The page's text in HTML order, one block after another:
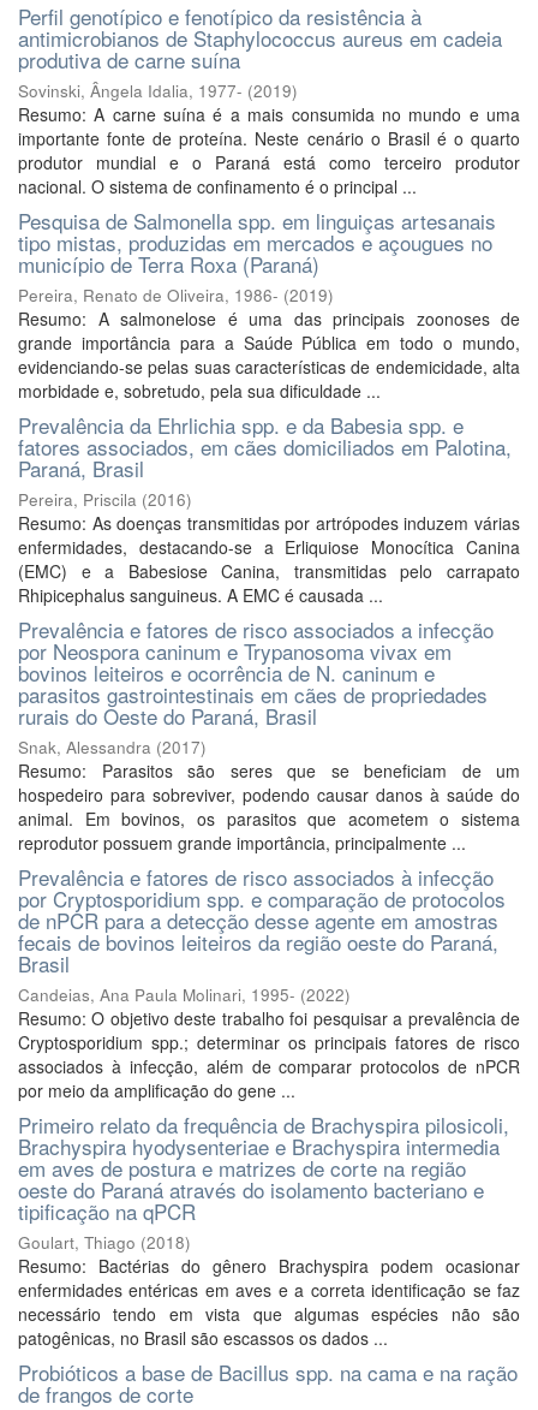
Perfil genotípico e fenotípico da resistência à
antimicrobianos de Staphylococcus aureus em cadeia
produtiva de carne suína
Sovinski, Ângela Idalia, 1977- (2019)
Resumo: A carne suína é a mais consumida no mundo e uma
importante fonte de proteína. Neste cenário o Brasil é o quarto
produtor mundial e o Paraná está como terceiro produtor
nacional. O sistema de confinamento é o principal ...
Pesquisa de Salmonella spp. em linguiças artesanais
tipo mistas, produzidas em mercados e açougues no
município de Terra Roxa (Paraná)
Pereira, Renato de Oliveira, 1986- (2019)
Resumo: A salmonelose é uma das principais zoonoses de
grande importância para a Saúde Pública em todo o mundo,
evidenciando-se pelas suas características de endemicidade, alta
morbidade e, sobretudo, pela sua dificuldade ...
Prevalência da Ehrlichia spp. e da Babesia spp. e
fatores associados, em cães domiciliados em Palotina,
Paraná, Brasil
Pereira, Priscila (2016)
Resumo: As doenças transmitidas por artrópodes induzem várias
enfermidades, destacando-se a Erliquiose Monocítica Canina
(EMC) e a Babesiose Canina, transmitidas pelo carrapato
Rhipicephalus sanguineus. A EMC é causada ...
Prevalência e fatores de risco associados a infecção
por Neospora caninum e Trypanosoma vivax em
bovinos leiteiros e ocorrência de N. caninum e
parasitos gastrointestinais em cães de propriedades
rurais do Oeste do Paraná, Brasil
Snak, Alessandra (2017)
Resumo: Parasitos são seres que se beneficiam de um
hospedeiro para sobreviver, podendo causar danos à saúde do
animal. Em bovinos, os parasitos que acometem o sistema
reprodutor possuem grande importância, principalmente ...
Prevalência e fatores de risco associados à infecção
por Cryptosporidium spp. e comparação de protocolos
de nPCR para a detecção desse agente em amostras
fecais de bovinos leiteiros da região oeste do Paraná,
Brasil
Candeias, Ana Paula Molinari, 1995- (2022)
Resumo: O objetivo deste trabalho foi pesquisar a prevalência de
Cryptosporidium spp.; determinar os principais fatores de risco
associados à infecção, além de comparar protocolos de nPCR
por meio da amplificação do gene ...
Primeiro relato da frequência de Brachyspira pilosicoli,
Brachyspira hyodysenteriae e Brachyspira intermedia
em aves de postura e matrizes de corte na região
oeste do Paraná através do isolamento bacteriano e
tipificação na qPCR
Goulart, Thiago (2018)
Resumo: Bactérias do gênero Brachyspira podem ocasionar
enfermidades entéricas em aves e a correta identificação se faz
necessário tendo em vista que algumas espécies não são
patogênicas, no Brasil são escassos os dados ...
Probióticos a base de Bacillus spp. na cama e na ração
de frangos de corte